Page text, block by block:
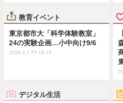
教育イベント
東京都市大「科学体験教室」
24の実験企画…小中向け9/6
2026.8.7 Fri 18:15
デジタル生活